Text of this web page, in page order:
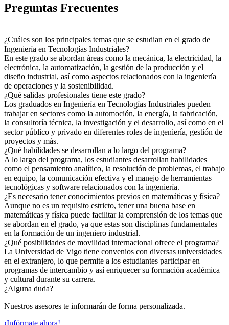
Preguntas Frecuentes
¿Cuáles son los principales temas que se estudian en el grado de
Ingeniería en Tecnologías Industriales?
En este grado se abordan áreas como la mecánica, la electricidad, la
electrónica, la automatización, la gestión de la producción y el
diseño industrial, así como aspectos relacionados con la ingeniería
de operaciones y la sostenibilidad.
¿Qué salidas profesionales tiene este grado?
Los graduados en Ingeniería en Tecnologías Industriales pueden
trabajar en sectores como la automoción, la energía, la fabricación,
la consultoría técnica, la investigación y el desarrollo, así como en el
sector público y privado en diferentes roles de ingeniería, gestión de
proyectos y más.
¿Qué habilidades se desarrollan a lo largo del programa?
A lo largo del programa, los estudiantes desarrollan habilidades
como el pensamiento analítico, la resolución de problemas, el trabajo
en equipo, la comunicación efectiva y el manejo de herramientas
tecnológicas y software relacionados con la ingeniería.
¿Es necesario tener conocimientos previos en matemáticas y física?
Aunque no es un requisito estricto, tener una buena base en
matemáticas y física puede facilitar la comprensión de los temas que
se abordan en el grado, ya que estas son disciplinas fundamentales
en la formación de un ingeniero industrial.
¿Qué posibilidades de movilidad internacional ofrece el programa?
La Universidad de Vigo tiene convenios con diversas universidades
en el extranjero, lo que permite a los estudiantes participar en
programas de intercambio y así enriquecer su formación académica
y cultural durante su carrera.
¿Alguna duda?
Nuestros asesores te informarán de forma personalizada.
¡Infórmate ahora!